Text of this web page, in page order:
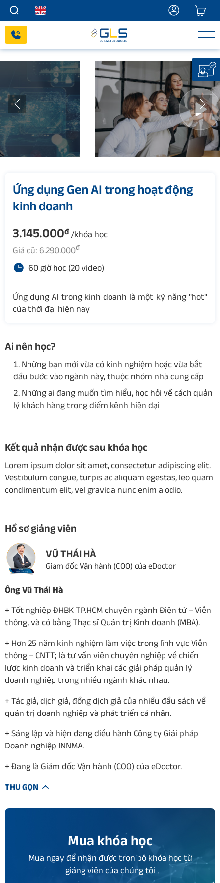
Skip
content
Ứng dụng Gen AI trong hoạt động
kinh doanh
3.145.000đ /khóa học
Giá cũ: 6.290.000đ
60 giờ học (20 video)
Ứng dụng AI trong kinh doanh là một kỹ năng "hot"
của thời đại hiện nay
Ai nên học?
Những bạn mới vừa có kinh nghiệm hoặc vừa bắt
đầu bước vào ngành này, thuộc nhóm nhà cung cấp
Những ai đang muốn tìm hiểu, học hỏi về cách quản
lý khách hàng trọng điểm kênh hiện đại
Kết quả nhận được sau khóa học
Lorem ipsum dolor sit amet, consectetur adipiscing elit.
Vestibulum congue, turpis ac aliquam egestas, leo quam
condimentum elit, vel gravida nunc enim a odio.
Hồ sơ giảng viên
VŨ THÁI HÀ
Giám đốc Vận hành (COO) của eDoctor
Ông Vũ Thái Hà
+ Tốt nghiệp ĐHBK TP.HCM chuyên ngành Điện tử – Viễn
thông, và có bằng Thạc sĩ Quản trị Kinh doanh (MBA).
+ Hơn 25 năm kinh nghiệm làm việc trong lĩnh vực Viễn
thông – CNTT; là tư vấn viên chuyên nghiệp về chiến
lược kinh doanh và triển khai các giải pháp quản lý
doanh nghiệp trong nhiều ngành khác nhau.
+ Tác giả, dịch giả, đồng dịch giả của nhiều đầu sách về
quản trị doanh nghiệp và phát triển cá nhân.
+ Sáng lập và hiện đang điều hành Công ty Giải pháp
Doanh nghiệp INNMA.
+ Đang là Giám đốc Vận hành (COO) của eDoctor.
THU GỌN
Mua khóa học
Mua ngay để nhận được trọn bộ khóa học từ
giảng viên của chúng tôi